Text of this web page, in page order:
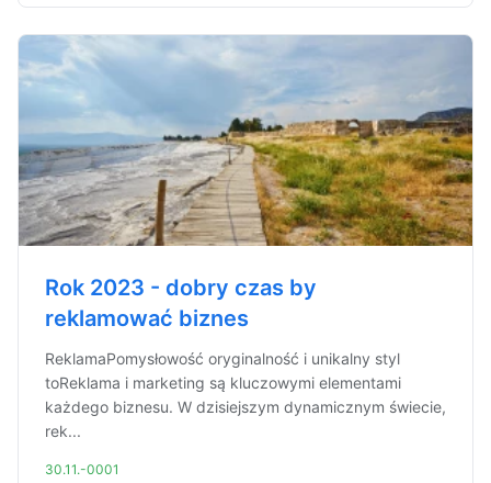
Rok 2023 - dobry czas by
reklamować biznes
ReklamaPomysłowość oryginalność i unikalny styl
toReklama i marketing są kluczowymi elementami
każdego biznesu. W dzisiejszym dynamicznym świecie,
rek...
30.11.-0001